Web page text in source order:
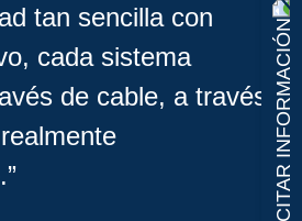
SOLICITAR INFORMACIÓN
tan sencilla con
cada sistema
de cable, a través